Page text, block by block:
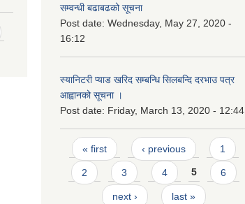
सम्वन्धी बढाबढको सूचना
Post date: Wednesday, May 27, 2020 -
16:12
स्यानिटरी प्याड खरिद सम्बन्धि सिलबन्दि दरभाउ पत्र
आह्वानको सूचना ।
Post date: Friday, March 13, 2020 - 12:44
Pages
« first ‹ previous 1
2 3 4 5 6
next › last »